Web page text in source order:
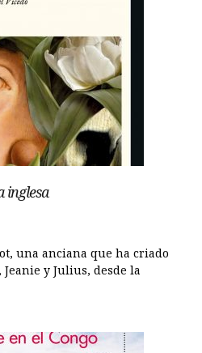
inglesa
una anciana que ha criado
y Julius, desde la